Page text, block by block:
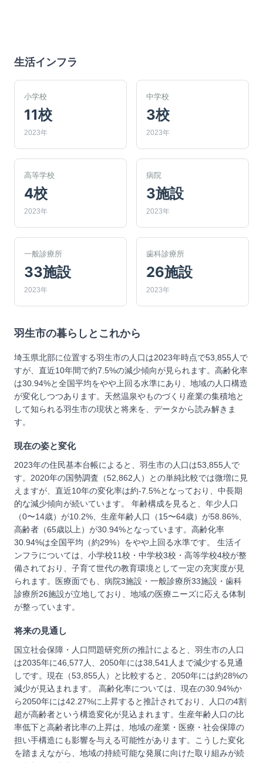
生活インフラ
小学校
11校
2023年
中学校
3校
2023年
高等学校
4校
2023年
病院
3施設
2023年
一般診療所
33施設
2023年
歯科診療所
26施設
2023年
羽生市の暮らしとこれから
埼玉県北部に位置する羽生市の人口は2023年時点で53,855人で
すが、直近10年間で約7.5%の減少傾向が見られます。高齢化率
は30.94%と全国平均をやや上回る水準にあり、地域の人口構造
が変化しつつあります。天然温泉やものづくり産業の集積地と
して知られる羽生市の現状と将来を、データから読み解きま
す。
現在の姿と変化
2023年の住民基本台帳によると、羽生市の人口は53,855人で
す。2020年の国勢調査（52,862人）との単純比較では微増に見
えますが、直近10年の変化率は約-7.5%となっており、中長期
的な減少傾向が続いています。 年齢構成を見ると、年少人口
（0〜14歳）が10.2%、生産年齢人口（15〜64歳）が58.86%、
高齢者（65歳以上）が30.94%となっています。高齢化率
30.94%は全国平均（約29%）をやや上回る水準です。 生活イ
ンフラについては、小学校11校・中学校3校・高等学校4校が整
備されており、子育て世代の教育環境として一定の充実度が見
られます。医療面でも、病院3施設・一般診療所33施設・歯科
診療所26施設が立地しており、地域の医療ニーズに応える体制
が整っています。
将来の見通し
国立社会保障・人口問題研究所の推計によると、羽生市の人口
は2035年に46,577人、2050年には38,541人まで減少する見通
しです。現在（53,855人）と比較すると、2050年には約28%の
減少が見込まれます。 高齢化率については、現在の30.94%か
ら2050年には42.27%に上昇すると推計されており、人口の4割
超が高齢者という構造変化が見込まれます。生産年齢人口の比
率低下と高齢者比率の上昇は、地域の産業・医療・社会保障の
担い手構造にも影響を与える可能性があります。こうした変化
を踏まえながら、地域の持続可能な発展に向けた取り組みが続